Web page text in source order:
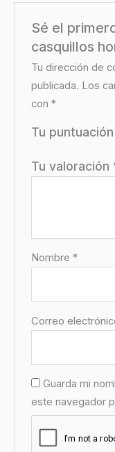
Sé el
casquillos
Tu dirección de
publicada. Los
con*
Tu puntuación
Tu valoración
Nombre*
Correo
Guarda mi
este navegador